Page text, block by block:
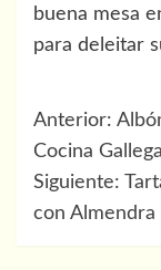
buena mesa
para deleitar
de
entradas
Anterior:
Cocina Gallega
Siguiente:
con Almendra